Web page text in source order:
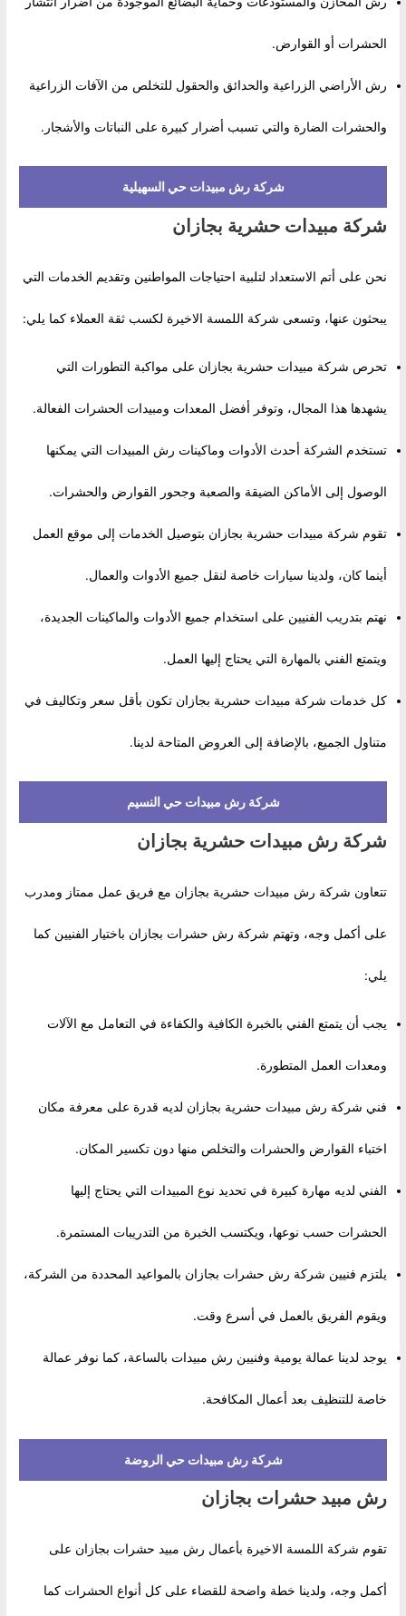
الحشرات أو القوارض.
رش الأراضي الزراعية والحدائق والحقول للتخلص من الآفات الزراعية
والحشرات الضارة والتي تسبب أضرار كبيرة على النباتات والأشجار.
شركة رش مبيدات حي السهيلية
شركة مبيدات حشرية بجازان
نحن على أتم الاستعداد لتلبية احتياجات المواطنين وتقديم الخدمات التي
يبحثون عنها، وتسعى شركة اللمسة الاخيرة لكسب ثقة العملاء كما يلي:
تحرص شركة مبيدات حشرية بجازان على مواكبة التطورات التي
يشهدها هذا المجال، وتوفر أفضل المعدات ومبيدات الحشرات الفعالة.
تستخدم الشركة أحدث الأدوات وماكينات رش المبيدات التي يمكنها
الوصول إلى الأماكن الضيقة والصعبة وجحور القوارض والحشرات.
تقوم شركة مبيدات حشرية بجازان بتوصيل الخدمات إلى موقع العمل
أينما كان، ولدينا سيارات خاصة لنقل جميع الأدوات والعمال.
نهتم بتدريب الفنيين على استخدام جميع الأدوات والماكينات الجديدة،
ويتمتع الفني بالمهارة التي يحتاج إليها العمل.
كل خدمات شركة مبيدات حشرية بجازان تكون بأقل سعر وتكاليف في
متناول الجميع، بالإضافة إلى العروض المتاحة لدينا.
شركة رش مبيدات حي النسيم
شركة رش مبيدات حشرية بجازان
تتعاون شركة رش مبيدات حشرية بجازان مع فريق عمل ممتاز ومدرب
على أكمل وجه، وتهتم شركة رش حشرات بجازان باختيار الفنيين كما
يلي:
يجب أن يتمتع الفني بالخبرة الكافية والكفاءة في التعامل مع الآلات
ومعدات العمل المتطورة.
فني شركة رش مبيدات حشرية بجازان لديه قدرة على معرفة مكان
اختباء القوارض والحشرات والتخلص منها دون تكسير المكان.
الفني لديه مهارة كبيرة في تحديد نوع المبيدات التي يحتاج إليها
الحشرات حسب نوعها، ويكتسب الخبرة من التدريبات المستمرة.
يلتزم فنيين شركة رش حشرات بجازان بالمواعيد المحددة من الشركة،
ويقوم الفريق بالعمل في أسرع وقت.
يوجد لدينا عمالة يومية وفنيين رش مبيدات بالساعة، كما نوفر عمالة
خاصة للتنظيف بعد أعمال المكافحة.
شركة رش مبيدات حي الروضة
رش مبيد حشرات بجازان
تقوم شركة اللمسة الاخيرة بأعمال رش مبيد حشرات بجازان على
أكمل وجه، ولدينا خطة واضحة للقضاء على كل أنواع الحشرات كما